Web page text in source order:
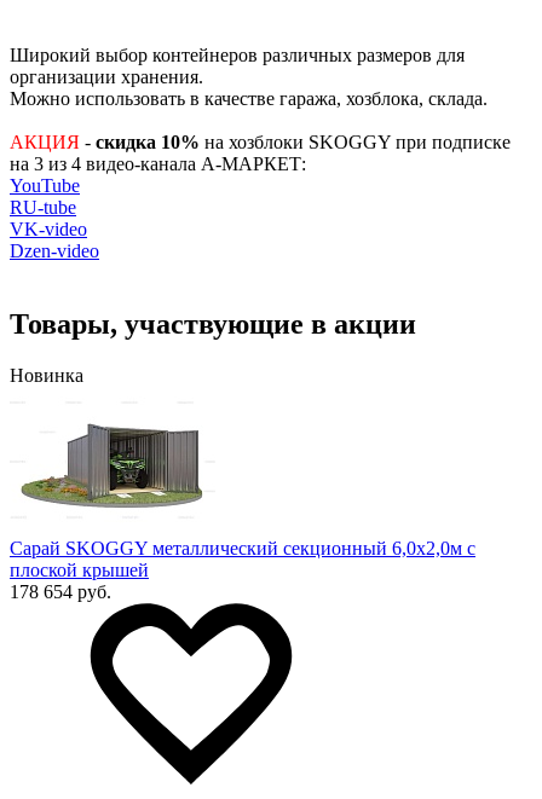
Широкий выбор контейнеров различных размеров для
организации хранения.
Можно использовать в качестве гаража, хозблока, склада.
АКЦИЯ - скидка 10% на хозблоки SKOGGY при подписке
на 3 из 4 видео-канала А-МАРКЕТ:
YouTube
RU-tube
VK-video
Dzen-video
Товары, участвующие в акции
Новинка
Сарай SKOGGY металлический секционный 6,0х2,0м с
плоской крышей
178 654 руб.